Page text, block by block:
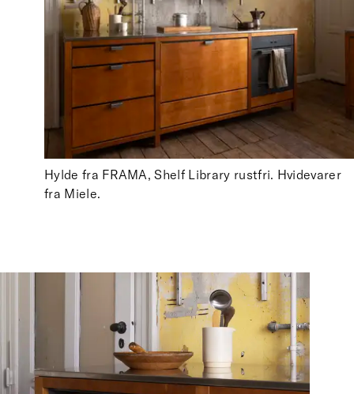
Hylde fra FRAMA, Shelf Library rustfri. Hvidevarer
fra Miele.